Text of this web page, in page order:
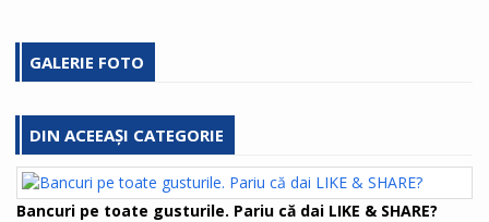
GALERIE FOTO
DIN ACEEAȘI CATEGORIE
Bancuri pe toate gusturile. Pariu că dai LIKE & SHARE?